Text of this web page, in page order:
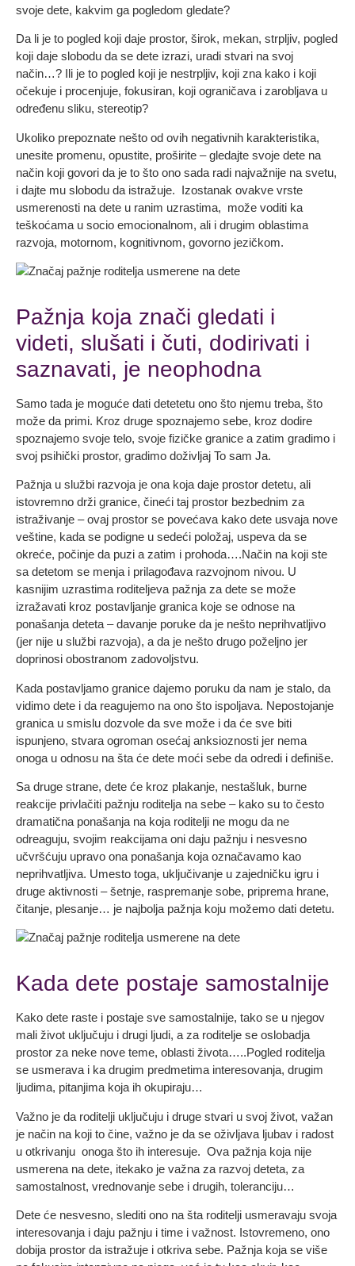
svoje dete, kakvim ga pogledom gledate?
Da li je to pogled koji daje prostor, širok, mekan, strpljiv, pogled
koji daje slobodu da se dete izrazi, uradi stvari na svoj
način…? Ili je to pogled koji je nestrpljiv, koji zna kako i koji
očekuje i procenjuje, fokusiran, koji ograničava i zarobljava u
određenu sliku, stereotip?
Ukoliko prepoznate nešto od ovih negativnih karakteristika,
unesite promenu, opustite, proširite – gledajte svoje dete na
način koji govori da je to što ono sada radi najvažnije na svetu,
i dajte mu slobodu da istražuje. Izostanak ovakve vrste
usmerenosti na dete u ranim uzrastima, može voditi ka
teškoćama u socio emocionalnom, ali i drugim oblastima
razvoja, motornom, kognitivnom, govorno jezičkom.
Pažnja koja znači gledati i
videti, slušati i čuti, dodirivati i
saznavati, je neophodna
Samo tada je moguće dati detetetu ono što njemu treba, što
može da primi. Kroz druge spoznajemo sebe, kroz dodire
spoznajemo svoje telo, svoje fizičke granice a zatim gradimo i
svoj psihički prostor, gradimo doživljaj To sam Ja.
Pažnja u službi razvoja je ona koja daje prostor detetu, ali
istovremno drži granice, čineći taj prostor bezbednim za
istraživanje – ovaj prostor se povećava kako dete usvaja nove
veštine, kada se podigne u sedeći položaj, uspeva da se
okreće, počinje da puzi a zatim i prohoda….Način na koji ste
sa detetom se menja i prilagođava razvojnom nivou. U
kasnijim uzrastima roditeljeva pažnja za dete se može
izražavati kroz postavljanje granica koje se odnose na
ponašanja deteta – davanje poruke da je nešto neprihvatljivo
(jer nije u službi razvoja), a da je nešto drugo poželjno jer
doprinosi obostranom zadovoljstvu.
Kada postavljamo granice dajemo poruku da nam je stalo, da
vidimo dete i da reagujemo na ono što ispoljava. Nepostojanje
granica u smislu dozvole da sve može i da će sve biti
ispunjeno, stvara ogroman osećaj anksioznosti jer nema
onoga u odnosu na šta će dete moći sebe da odredi i definiše.
Sa druge strane, dete će kroz plakanje, nestašluk, burne
reakcije privlačiti pažnju roditelja na sebe – kako su to često
dramatična ponašanja na koja roditelji ne mogu da ne
odreaguju, svojim reakcijama oni daju pažnju i nesvesno
učvršćuju upravo ona ponašanja koja označavamo kao
neprihvatljiva. Umesto toga, uključivanje u zajedničku igru i
druge aktivnosti – šetnje, raspremanje sobe, priprema hrane,
čitanje, plesanje… je najbolja pažnja koju možemo dati detetu.
Kada dete postaje samostalnije
Kako dete raste i postaje sve samostalnije, tako se u njegov
mali život uključuju i drugi ljudi, a za roditelje se oslobadja
prostor za neke nove teme, oblasti života…..Pogled roditelja
se usmerava i ka drugim predmetima interesovanja, drugim
ljudima, pitanjima koja ih okupiraju…
Važno je da roditelji uključuju i druge stvari u svoj život, važan
je način na koji to čine, važno je da se oživljava ljubav i radost
u otkrivanju onoga što ih interesuje. Ova pažnja koja nije
usmerena na dete, itekako je važna za razvoj deteta, za
samostalnost, vrednovanje sebe i drugih, toleranciju…
Dete će nesvesno, slediti ono na šta roditelji usmeravaju svoja
interesovanja i daju pažnju i time i važnost. Istovremeno, ono
dobija prostor da istražuje i otkriva sebe. Pažnja koja se više